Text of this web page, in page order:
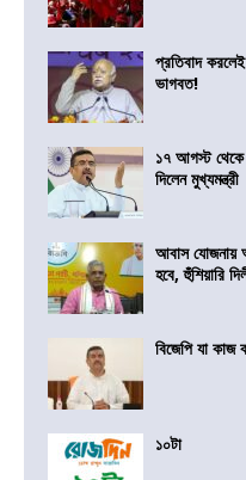
প্রতিবাদ
ভাগবত!
১৭ আগস্ট থেকে
দিলেন মুখ্যমন্ত্রী
আবাস যোজনায়
হবে, হুঁশিয়ারি
বিজেপি যা কাজ
১০টা